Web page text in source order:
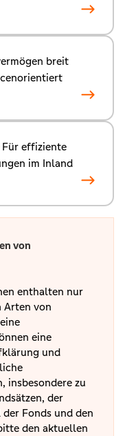
breit
effiziente
im Inland
von
enthalten nur
Arten von
eine
und
insbesondere zu
der
Fonds und den
den aktuellen